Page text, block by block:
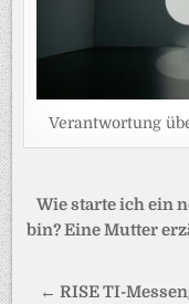
Verantwortung
Wie starte ich ein
bin? Eine Mutter
← RISE TI-